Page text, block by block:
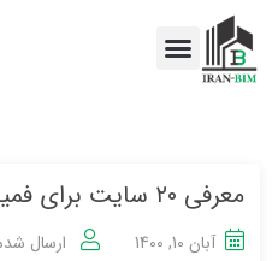
معرفی ۲۰ سایت برای فمیلی رایگان رویت
آبان 10, 1400 ارسال